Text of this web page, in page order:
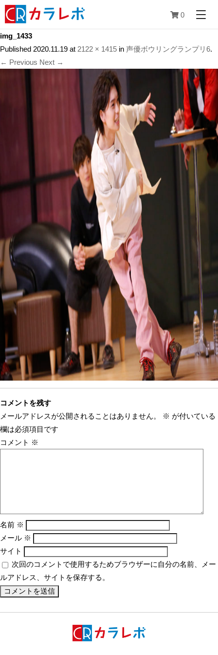
0
img_1433
Published 2020.11.19 at 2122 × 1415 in 声優ボウリングランプリ6.
← Previous Next →
コメントを残す
メールアドレスが公開されることはありません。
※ が付いている
欄は必須項目です
コメント ※
名前 ※
メール ※
サイト
次回のコメントで使用するためブラウザーに自分の名前、メー
ルアドレス、サイトを保存する。